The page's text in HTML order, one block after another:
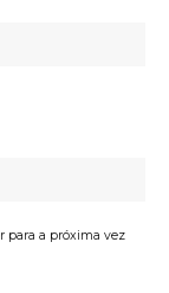
para a próxima vez